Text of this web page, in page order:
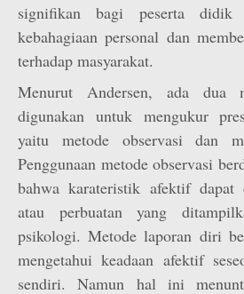
signifikan bagi peserta didik
kebahagiaan personal dan
terhadap masyarakat.
Menurut Andersen, ada dua
digunakan untuk mengukur
yaitu metode observasi dan
Penggunaan metode observasi
bahwa karateristik afektif
atau perbuatan yang
psikologi. Metode laporan diri
mengetahui keadaan afektif
sendiri. Namun hal ini